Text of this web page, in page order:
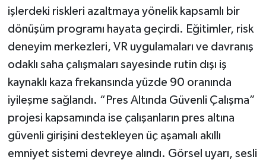
işlerdeki riskleri azaltmaya yönelik kapsamlı bir
dönüşüm programı hayata geçirdi. Eğitimler, risk
deneyim merkezleri, VR uygulamaları ve davranış
odaklı saha çalışmaları sayesinde rutin dışı iş
kaynaklı kaza frekansında yüzde 90 oranında
iyileşme sağlandı. “Pres Altında Güvenli Çalışma”
projesi kapsamında ise çalışanların pres altına
güvenli girişini destekleyen üç aşamalı akıllı
emniyet sistemi devreye alındı. Görsel uyarı, sesli